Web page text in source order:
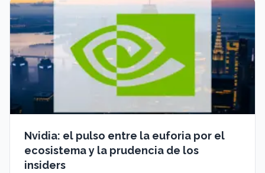
Nvidia: el pulso entre la euforia por el
ecosistema y la prudencia de los
insiders